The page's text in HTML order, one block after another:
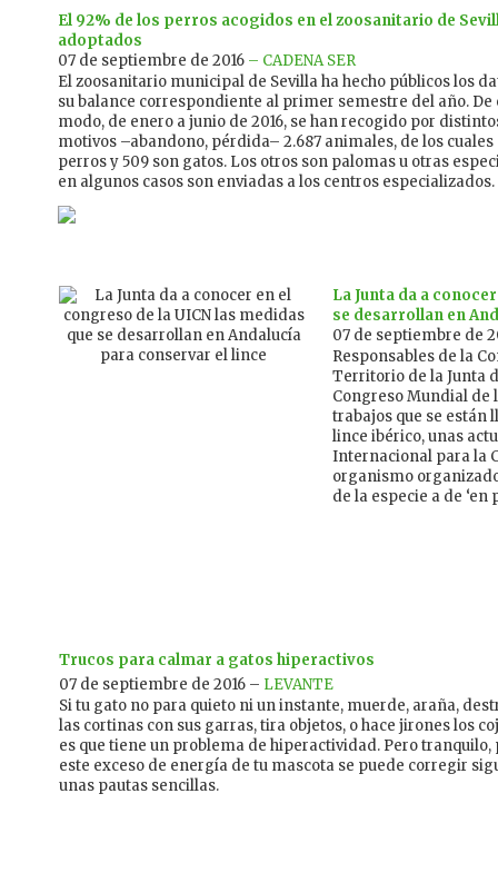
El 92% de los perros acogidos en el zoosanitario de
adoptados
07 de septiembre de 2016 – CADENA SER
El zoosanitario municipal de Sevilla ha hecho públicos los
su balance correspondiente al primer semestre del año. De
modo, de enero a junio de 2016, se han recogido por
motivos –abandono, pérdida­– 2.687 animales, de los cuales
perros y 509 son gatos. Los otros son palomas u otras
en algunos casos son enviadas a los centros especializados.
La Junta da a
se desarrollan en
07 de septiembre de
Responsables de la
Territorio de la Junta
Congreso Mundial de
trabajos que se están
lince ibérico, unas
Internacional para la
organismo
de la especie a de ‘en
Trucos para calmar a gatos hiperactivos
07 de septiembre de 2016 – LEVANTE
Si tu gato no para quieto ni un instante, muerde, araña,
las cortinas con sus garras, tira objetos, o hace jirones los
es que tiene un problema de hiperactividad. Pero tranquilo,
este exceso de energía de tu mascota se puede corregir
unas pautas sencillas.